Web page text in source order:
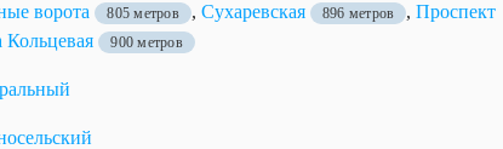
ворота
805 метров , Сухаревская 896 метров ,Проспект
900 метров